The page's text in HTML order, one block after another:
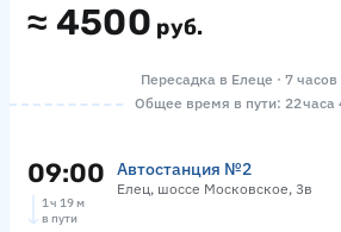
≈ 4500 руб.
Пересадка в Елеце · 7
Общее время в пути: 22 часа
09:00 Автостанция №2
Елец, шоссе Московское, 3в
1 ч 19 м
в пути